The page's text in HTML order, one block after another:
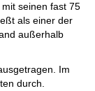
seinen fast 75
als einer der
außerhalb
Im
durch.